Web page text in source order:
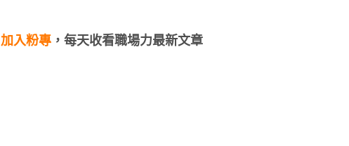
加入粉專 ，每天收看職場力最新文章